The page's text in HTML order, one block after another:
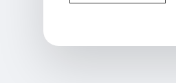
Kapısı